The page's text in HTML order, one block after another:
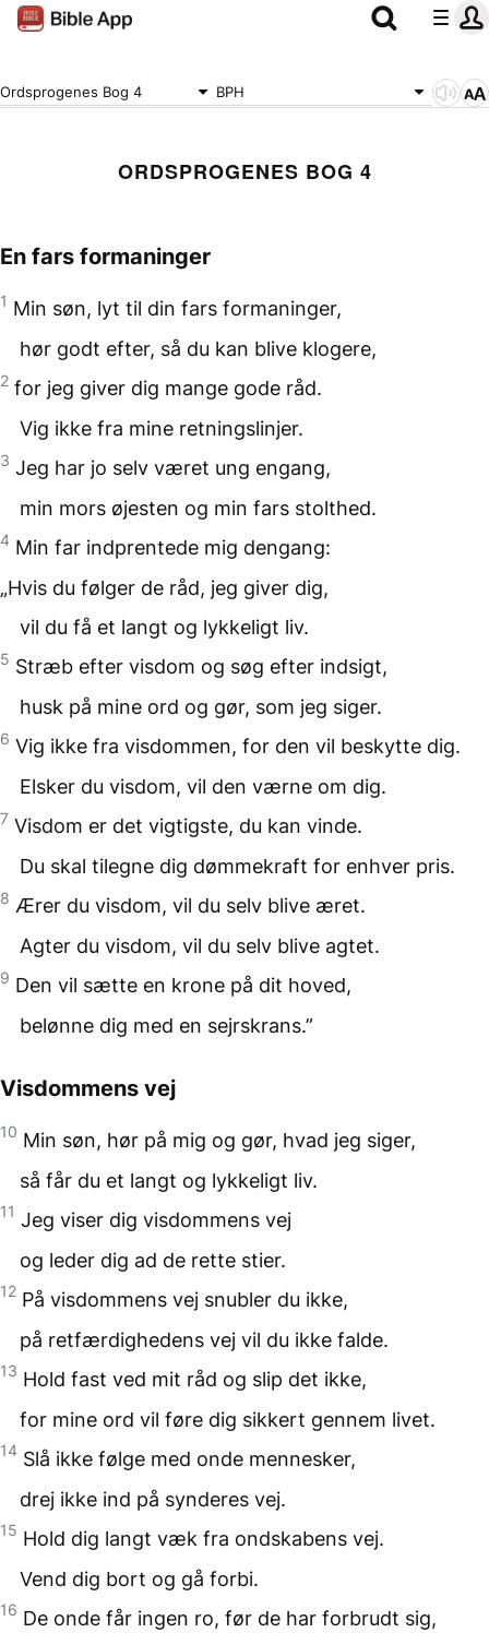
Ordsprogenes Bog 4 BPH
ORDSPROGENES BOG 4
En fars formaninger
1 Min søn, lyt til din fars formaninger,
hør godt efter, så du kan blive klogere,
2 for jeg giver dig mange gode råd.
Vig ikke fra mine retningslinjer.
3 Jeg har jo selv været ung engang,
min mors øjesten og min fars stolthed.
4 Min far indprentede mig dengang:
„Hvis du følger de råd, jeg giver dig,
vil du få et langt og lykkeligt liv.
5 Stræb efter visdom og søg efter indsigt,
husk på mine ord og gør, som jeg siger.
6 Vig ikke fra visdommen, for den vil beskytte dig.
Elsker du visdom, vil den værne om dig.
7 Visdom er det vigtigste, du kan vinde.
Du skal tilegne dig dømmekraft for enhver pris.
8 Ærer du visdom, vil du selv blive æret.
Agter du visdom, vil du selv blive agtet.
9 Den vil sætte en krone på dit hoved,
belønne dig med en sejrskrans.”
Visdommens vej
10 Min søn, hør på mig og gør, hvad jeg siger,
så får du et langt og lykkeligt liv.
11 Jeg viser dig visdommens vej
og leder dig ad de rette stier.
12 På visdommens vej snubler du ikke,
på retfærdighedens vej vil du ikke falde.
13 Hold fast ved mit råd og slip det ikke,
for mine ord vil føre dig sikkert gennem livet.
14 Slå ikke følge med onde mennesker,
drej ikke ind på synderes vej.
15 Hold dig langt væk fra ondskabens vej.
Vend dig bort og gå forbi.
16 De onde får ingen ro, før de har forbrudt sig,